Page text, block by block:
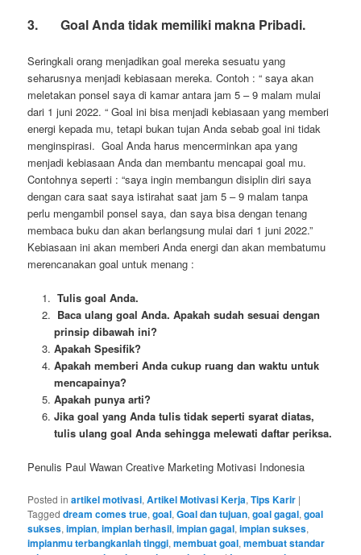
3.Goal Anda tidak memiliki makna Pribadi.
Seringkali orang menjadikan goal mereka sesuatu yang
seharusnya menjadi kebiasaan mereka. Contoh : “ saya akan
meletakan ponsel saya di kamar antara jam 5 – 9 malam mulai
dari 1 juni 2022. “ Goal ini bisa menjadi kebiasaan yang memberi
energi kepada mu, tetapi bukan tujan Anda sebab goal ini tidak
menginspirasi. Goal Anda harus mencerminkan apa yang
menjadi kebiasaan Anda dan membantu mencapai goal mu.
Contohnya seperti : “saya ingin membangun disiplin diri saya
dengan cara saat saya istirahat saat jam 5 – 9 malam tanpa
perlu mengambil ponsel saya, dan saya bisa dengan tenang
membaca buku dan akan berlangsung mulai dari 1 juni 2022.”
Kebiasaan ini akan memberi Anda energi dan akan membatumu
merencanakan goal untuk menang :
Tulis goal Anda.
Baca ulang goal Anda. Apakah sudah sesuai dengan
prinsip dibawah ini?
Apakah Spesifik?
Apakah memberi Anda cukup ruang dan waktu untuk
mencapainya?
Apakah punya arti?
Jika goal yang Anda tulis tidak seperti syarat diatas,
tulis ulang goal Anda sehingga melewati daftar periksa.
Penulis Paul Wawan Creative Marketing Motivasi Indonesia
Posted in artikel motivasi,Artikel Motivasi Kerja,Tips Karir |
Tagged dream comes true,goal,Goal dan tujuan,goal gagal,goal
sukses,impian,impian berhasil,impian gagal,impian sukses,
impianmu terbangkanlah tinggi,membuat goal,membuat standar